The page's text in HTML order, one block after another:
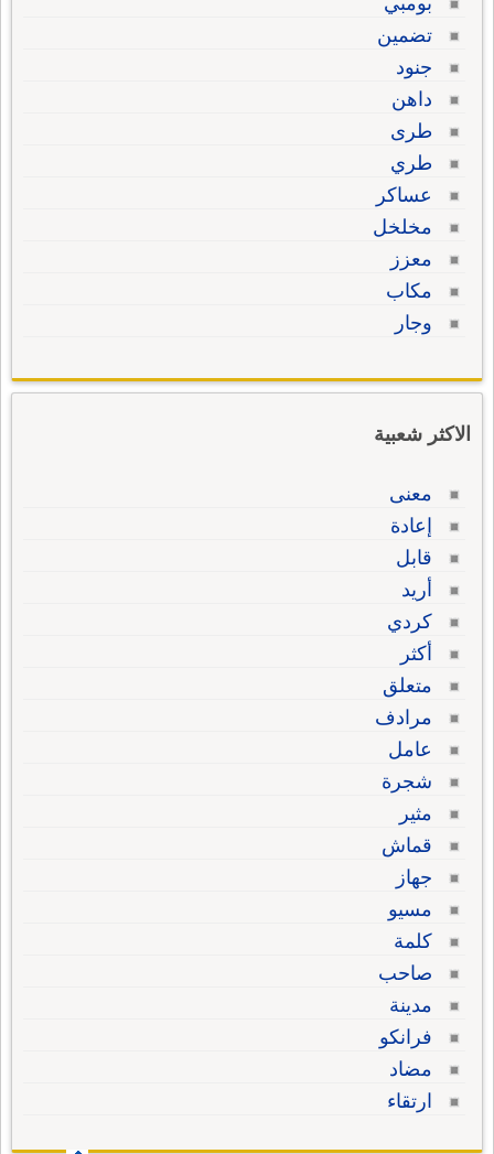
تضمين
جنود
داهن
طرى
طري
عساكر
مخلخل
معزز
مكاب
وجار
الاكثر شعبية
معنى
إعادة
قابل
أريد
كردي
أكثر
متعلق
مرادف
عامل
شجرة
مثير
قماش
جهاز
مسيو
كلمة
صاحب
مدينة
فرانكو
مضاد
ارتقاء